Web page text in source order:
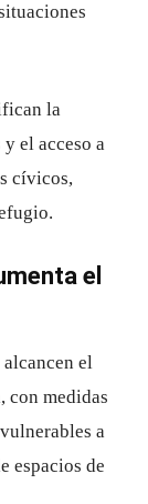
la
el acceso a
cívicos,
el
el
con medidas
a
espacios de